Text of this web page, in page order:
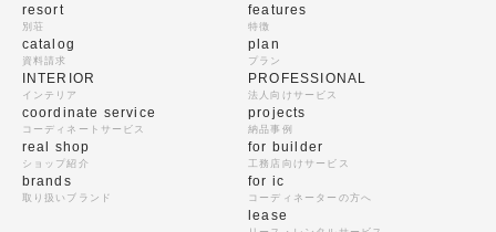
resort
別荘
catalog
資料請求
features
特徴
plan
プラン
INTERIOR
インテリア
coordinate service
コーディネートサービス
real shop
ショップ紹介
brands
取り扱いブランド
PROFESSIONAL
法人向けサービス
projects
納品事例
for builder
工務店向けサービス
for ic
コーディネーターの方へ
lease